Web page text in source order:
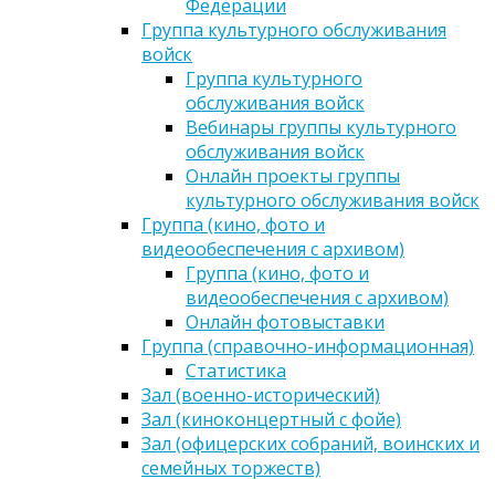
Федерации
Группа культурного обслуживания
войск
Группа культурного
обслуживания войск
Вебинары группы культурного
обслуживания войск
Онлайн проекты группы
культурного обслуживания войск
Группа (кино, фото и
видеообеспечения с архивом)
Группа (кино, фото и
видеообеспечения с архивом)
Онлайн фотовыставки
Группа (справочно-информационная)
Статистика
Зал (военно-исторический)
Зал (киноконцертный с фойе)
Зал (офицерских собраний, воинских и
семейных торжеств)